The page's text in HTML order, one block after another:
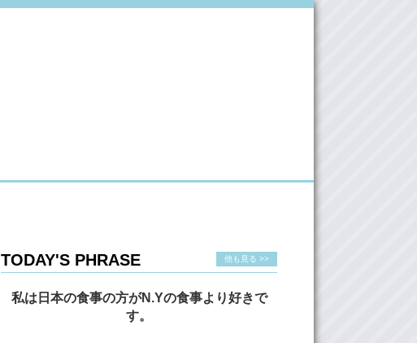
他も見る >>
TODAY'S PHRASE
私は日本の食事の方がN.Yの食事より好きで
す。